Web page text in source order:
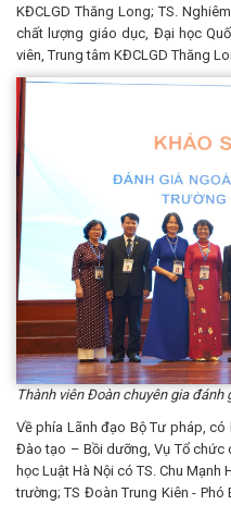
KĐCLGD Thăng Long; TS.
chất lượng giáo dục, Đại học
viên, Trung tâm KĐCLGD Thăng
Thành viên Đoàn chuyên gia đánh
Về phía Lãnh đạo Bộ Tư pháp,
Đào tạo – Bồi dưỡng, Vụ Tổ chức
học Luật Hà Nội có TS. Chu
trường; TS Đoàn Trung Kiên -